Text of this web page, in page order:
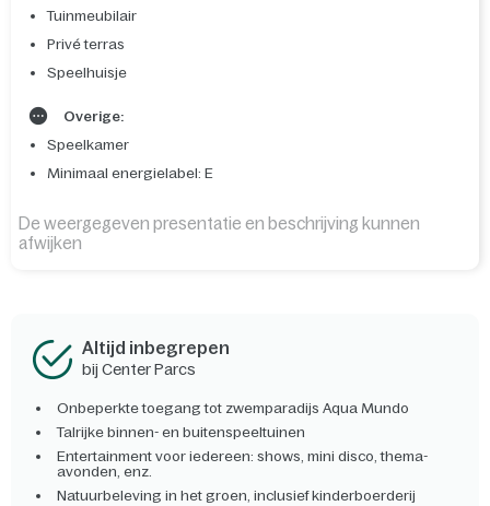
Tuinmeubilair
Privé terras
Speelhuisje
Overige:
Speelkamer
Minimaal energielabel: E
De weergegeven presentatie en beschrijving kunnen
afwijken
Altijd inbegrepen
bij Center Parcs
Onbeperkte toegang tot zwemparadijs Aqua Mundo
Talrijke binnen- en buitenspeeltuinen
Entertainment voor iedereen: shows, mini disco, thema-
avonden, enz.
Natuurbeleving in het groen, inclusief kinderboerderij